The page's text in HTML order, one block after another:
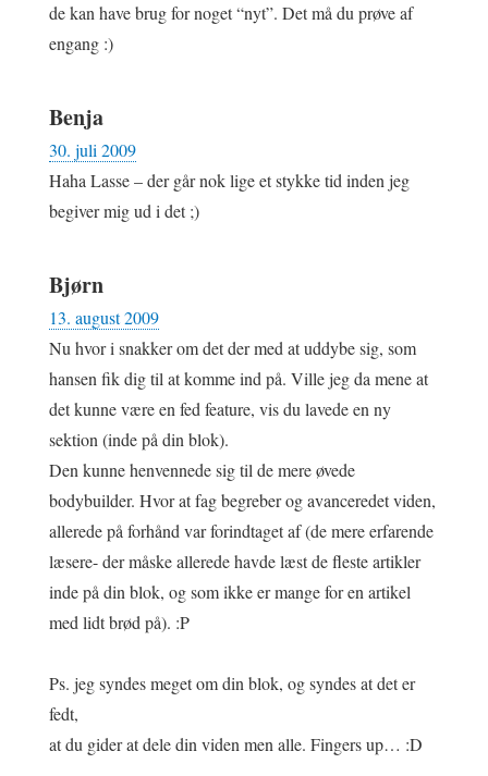
de kan have brug for noget “nyt”. Det må du prøve af
engang :)
Benja
30. juli 2009
Haha Lasse – der går nok lige et stykke tid inden jeg
begiver mig ud i det ;)
Bjørn
13. august 2009
Nu hvor i snakker om det der med at uddybe sig, som
hansen fik dig til at komme ind på. Ville jeg da mene at
det kunne være en fed feature, vis du lavede en ny
sektion (inde på din blok).
Den kunne henvennede sig til de mere øvede
bodybuilder. Hvor at fag begreber og avanceredet viden,
allerede på forhånd var forindtaget af (de mere erfarende
læsere- der måske allerede havde læst de fleste artikler
inde på din blok, og som ikke er mange for en artikel
med lidt brød på). :P
Ps. jeg syndes meget om din blok, og syndes at det er
fedt,
at du gider at dele din viden men alle. Fingers up… :D